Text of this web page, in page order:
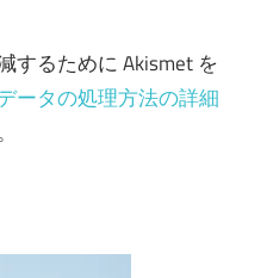
するために Akismet を
ータの処理方法の詳細